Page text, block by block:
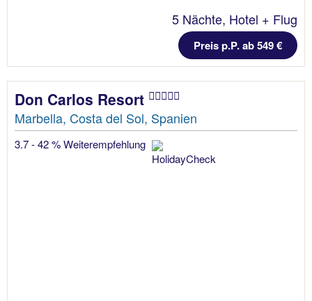
5 Nächte, Hotel + Flug
Preis p.P. ab 549 €
Don Carlos Resort
Marbella, Costa del Sol, Spanien
3.7 - 42 % Weiterempfehlung